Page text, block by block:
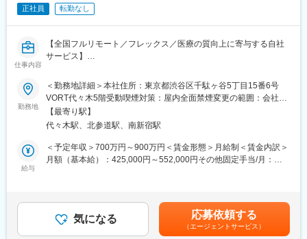
まや橋駅、博多駅、小倉駅(福岡県)、東比恵駅、通谷駅、西鉄久留
ンター前駅、函館駅、弘前駅、青葉通一番町駅、愛宕橋駅、長井
駅、駅東公園前駅、前橋駅、西武秩父駅、栄町駅(千葉県)、成田
駅、立川北駅、八王子駅、神田駅(東京都)、石川町駅、関内駅、新
高島駅、大庭駅、新富町駅(富山県)、福井城址大名町駅、遠州病院
駅、駅前大通駅、栄町駅(愛知県)、あすなろう四日市駅、石場駅、
京都市役所前駅、心斎橋駅、東梅田駅、元町駅(兵庫県)、三宮・花
時計前駅、山陽姫路駅、岡山駅、稲荷町駅(広島県)、中電前駅、眉
山ロープウェイ山麓駅、高松築港駅、堀詰駅、西小倉駅、東中間
駅、花畑駅、原爆資料館駅、中佐世保駅、通町筋駅、加治屋町
ノ出町駅、横浜駅、桜木町駅、桜橋駅(富山県)、福井駅、新浜松
駅、新豊橋駅、栄駅(愛知県)、大津駅、丸太町駅(京都市営)、四ツ
橋駅、大阪梅田駅(阪神線)、神戸三宮駅(阪急・神戸高速)、田町駅
正社員 転勤なし
仕事内容
【全国フルリモート／フレックス／医療の質向上に寄与する自社
サービス】
■担当業務
「ヒポクラ」という医師専用のWebサービスのプロダクトマネー
ジャーをお任せします。
「ヒポクラ」：約75,000人以上の医師が参加する日本最大級の医
師専用SNS。医師が専門外の事象に遭遇した際に他の医師より知
見を得られるオンライン医局”として拡大中。
・市場・競合・ユーザー分析
・新サービス、新機能の企画、要件定義、仕様策定
勤務地
＜勤務地詳細＞本社住所：東京都渋谷区千駄ヶ谷5丁目15番6号
VORT代々木5階受動喫煙対策：屋内全面禁煙変更の範囲：会社の
定める事業所（リモートワーク含む）
【最寄り駅】
代々木駅、北参道駅、南新宿駅
給与
＜予定年収＞700万円～900万円＜賃金形態＞月給制＜賃金内訳＞
月額（基本給）：425,000円～552,000円その他固定手当/月：
残業手当＞有＜給与補足＞固定手当として、在宅勤務手当(月1万
円)がございます。賃金はあくまでも目安の金額であり、選考を通
じて上下する可能性があります。月給(月額)は固定手当を含めた表
気になる 応募依頼する
（エージェントサービス）